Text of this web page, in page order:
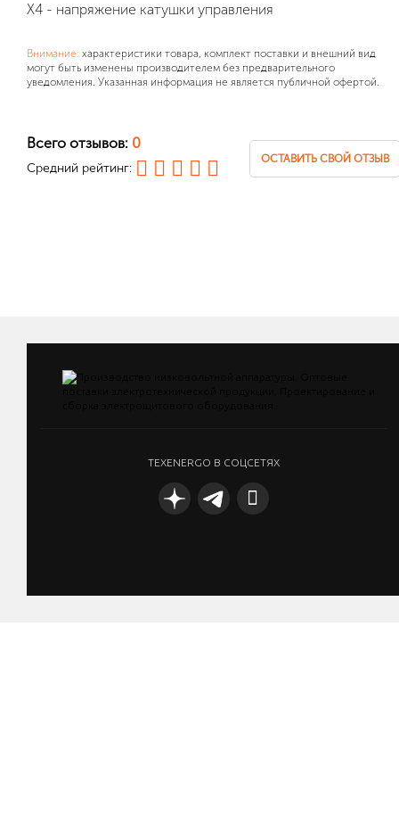
Х4 - напряжение катушки управления
Внимание: характеристики товара, комплект поставки и внешний вид
могут быть изменены производителем без предварительного
уведомления. Указанная информация не является публичной офертой.
Всего отзывов: 0
Средний рейтинг:
ОСТАВИТЬ СВОЙ ОТЗЫВ
TEXENERGO В СОЦСЕТЯХ